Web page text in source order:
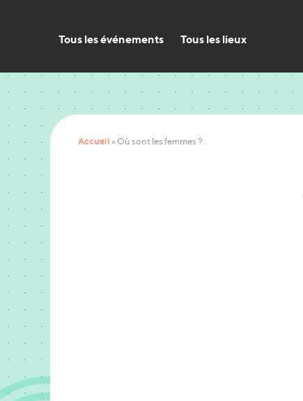
Tous les événements Tous les lieux
Accueil » Où sont les femmes ?